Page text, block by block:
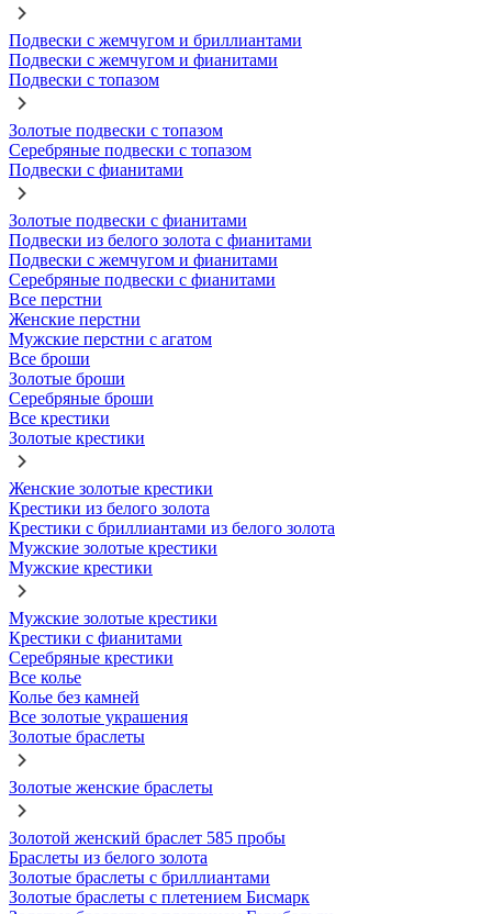
Подвески с жемчугом и бриллиантами
Подвески с жемчугом и фианитами
Подвески с топазом
Золотые подвески с топазом
Серебряные подвески с топазом
Подвески с фианитами
Золотые подвески с фианитами
Подвески из белого золота с фианитами
Подвески с жемчугом и фианитами
Серебряные подвески с фианитами
Все перстни
Женские перстни
Мужские перстни с агатом
Все броши
Золотые броши
Серебряные броши
Все крестики
Золотые крестики
Женские золотые крестики
Крестики из белого золота
Крестики с бриллиантами из белого золота
Мужские золотые крестики
Мужские крестики
Мужские золотые крестики
Крестики с фианитами
Серебряные крестики
Все колье
Колье без камней
Все золотые украшения
Золотые браслеты
Золотые женские браслеты
Золотой женский браслет 585 пробы
Браслеты из белого золота
Золотые браслеты с бриллиантами
Золотые браслеты с плетением Бисмарк